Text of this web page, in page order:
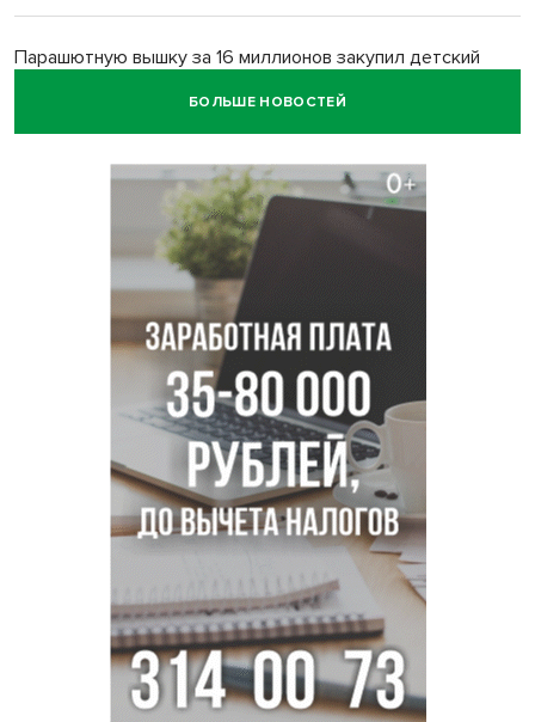
Парашютную вышку за 16 миллионов закупил детский
отдыха в Новосибирске
Глава сельсовета Игорь Конах утонул у острова в
Новосибирском водохранилище
Сибирские пенсионеры накопили в банках рекордные 4,2
Под Новосибирском суд наказал дачников за
дискриминацию с шлагбаумом
БОЛЬШЕ НОВОСТЕЙ